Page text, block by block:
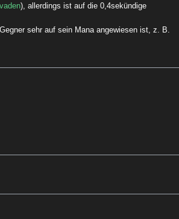
), allerdings ist auf die 0,4sekündige
sehr auf sein Mana angewiesen ist, z. B.